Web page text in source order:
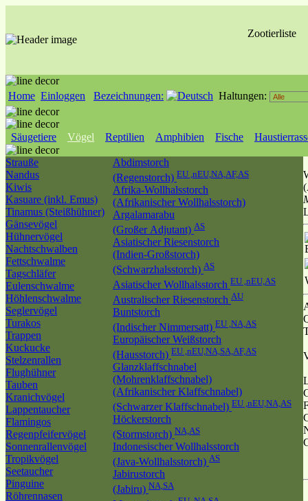
Zootierliste
Home Einloggen Bezeichnungen: Haltungen:
Säugetiere Vögel Reptilien Amphibien Fische
Strauße
Nandus
Kiwis
Kasuare (inkl. Emus)
Tinamus (Steißhühner)
Gänsevögel
Hühnervögel
Nachtschwalben
Fettschwalme
Tagschläfer
Eulenschwalme
Höhlenschwalme
Seglervögel
Turakos
Trappen
Kuckucke
Stelzenrallen
Flughühner
Tauben
Kranichvögel
Lappentaucher
Flamingos
Regenpfeifervögel
Sonnenrallenvögel
Tropikvögel
Seetaucher
Pinguine
Röhrennasen
Abdimstorch
(Regenstorch) EU ,nEU,NA,AF,AS
Afrika-Wollhalsstorch
(Afrikanischer Wollhalsstorch)
Argalamarabu
(Großer Adjutant) AS
Asiatischer Riesenstorch
(Indien-Großstorch)
(Schwarzhalsstorch) AS
Asiatischer Wollhalsstorch EU ,nEU,AS
Australischer Riesenstorch AU
Buntstorch
(Indischer Nimmersatt) EU ,NA,AS
Europäischer Weißstorch
(Hausstorch) EU ,nEU,NA,SA,AF,AS
Glanzklaffschnabel
(Mohrenklaffschnabel)
(Afrikanischer Klaffschnabel)
(Schwarzer Klaffschnabel) EU ,nEU,NA,AS
Höckerstorch
(Stormstorch) NA,AS
Indonesischer Wollhalsstorch
(Java-Wollhalsstorch) AS
Jabirustorch
(Jabiru) NA,SA